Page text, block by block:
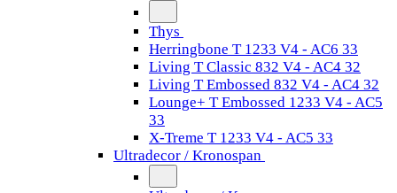
Thys
Herringbone T 1233 V4 - AC6 33
Living T Classic 832 V4 - AC4 32
Living T Embossed 832 V4 - AC4 32
Lounge+ T Embossed 1233 V4 - AC5
33
X-Treme T 1233 V4 - AC5 33
Ultradecor / Kronospan